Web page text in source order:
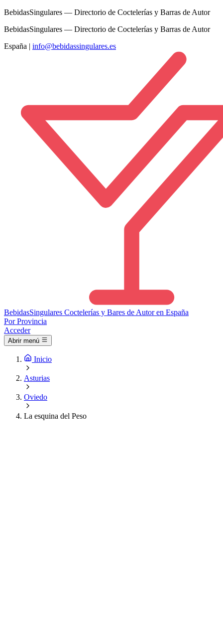
BebidasSingulares — Directorio de Coctelerías y Barras de Autor
BebidasSingulares — Directorio de Coctelerías y Barras de Autor
España | info@bebidassingulares.es
BebidasSingulares Coctelerías y Bares de Autor en España
Por Provincia
Acceder
Abrir menú
Inicio
Asturias
Oviedo
La esquina del Peso